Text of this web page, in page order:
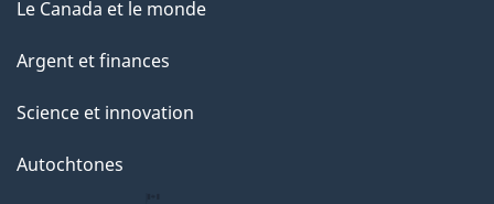
Le Canada et le monde
Argent et finances
Science et innovation
Autochtones